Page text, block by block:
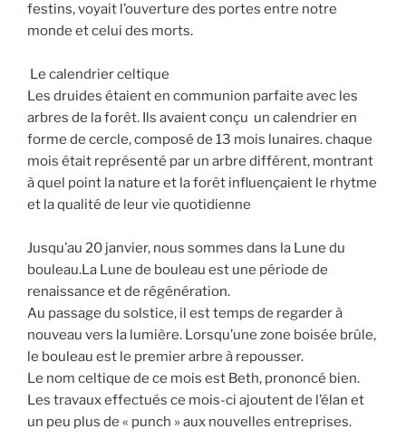
festins, voyait l’ouverture des portes entre notre
monde et celui des morts.
Le calendrier celtique
Les druides étaient en communion parfaite avec les
arbres de la forêt. Ils avaient conçu un calendrier en
forme de cercle, composé de 13 mois lunaires. chaque
mois était représenté par un arbre différent, montrant
à quel point la nature et la forêt influençaient le rhytme
et la qualité de leur vie quotidienne
Jusqu’au 20 janvier, nous sommes dans la Lune du
bouleau.La Lune de bouleau est une période de
renaissance et de régénération.
Au passage du solstice, il est temps de regarder à
nouveau vers la lumière. Lorsqu’une zone boisée brûle,
le bouleau est le premier arbre à repousser.
Le nom celtique de ce mois est Beth, prononcé bien.
Les travaux effectués ce mois-ci ajoutent de l’élan et
un peu plus de « punch » aux nouvelles entreprises.